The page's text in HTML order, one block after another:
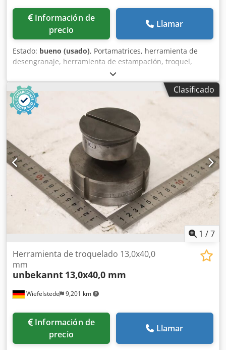
Información de
precio
Llamar
Estado: bueno (usado), Portamatrices, herramienta de
desengranaje, herramienta de estampación, troquel,
matriz de estampación, punzón de estampación, punzón,
forma para orificios alargados, juego de punzones y
matrices para orificios alargados -Punzón de estampación:
juego de punzones y matrices, forma para orificios
alargados -Tamaño: 20,0 x 40,0 mm Dcjdpfszr Ewvjx Alnsk -
Matriz: 20,7 x 40,7 mm -Dimensiones de transporte: Ø 90 x
Clasificado
1 /7
Wiefelstede 9,201 km
Herramienta de troquelado 13,0x40,0
mm
unbekannt 13,0x40,0 mm
Información de
precio
Llamar